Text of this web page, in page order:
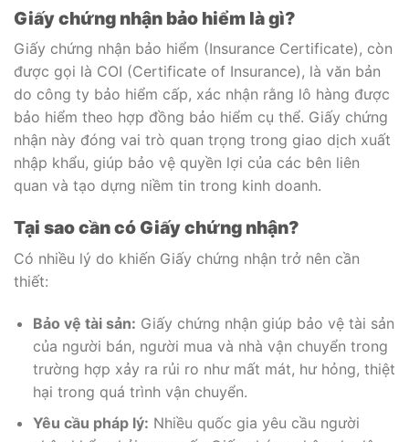
Giấy chứng nhận bảo hiểm là gì?
Giấy chứng nhận bảo hiểm (Insurance Certificate), còn
được gọi là COI (Certificate of Insurance), là văn bản
do công ty bảo hiểm cấp, xác nhận rằng lô hàng được
bảo hiểm theo hợp đồng bảo hiểm cụ thể. Giấy chứng
nhận này đóng vai trò quan trọng trong giao dịch xuất
nhập khẩu, giúp bảo vệ quyền lợi của các bên liên
quan và tạo dựng niềm tin trong kinh doanh.
Tại sao cần có Giấy chứng nhận?
Có nhiều lý do khiến Giấy chứng nhận trở nên cần
thiết:
Bảo vệ tài sản: Giấy chứng nhận giúp bảo vệ tài sản
của người bán, người mua và nhà vận chuyển trong
trường hợp xảy ra rủi ro như mất mát, hư hỏng, thiệt
hại trong quá trình vận chuyển.
Yêu cầu pháp lý: Nhiều quốc gia yêu cầu người